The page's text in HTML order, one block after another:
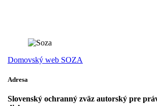
Domovský web SOZA
Adresa
Slovenský ochranný zväz autorský pre